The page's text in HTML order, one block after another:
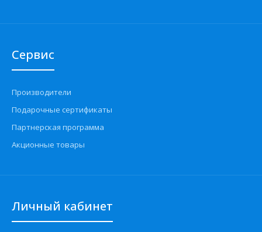
Сервис
Производители
Подарочные сертификаты
Партнерская программа
Акционные товары
Личный кабинет